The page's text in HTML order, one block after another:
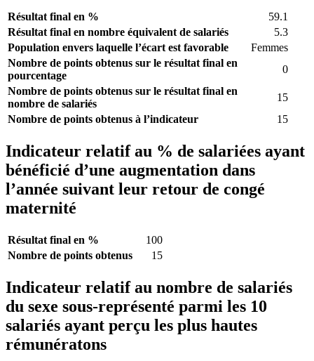
Résultat final en %
59.1
Résultat final en nombre équivalent de salariés
5.3
Population envers laquelle l’écart est favorable
Femmes
Nombre de points obtenus sur le résultat final en
pourcentage
0
Nombre de points obtenus sur le résultat final en
nombre de salariés
15
Nombre de points obtenus à l’indicateur
15
Indicateur relatif au % de salariées ayant
bénéficié d’une augmentation dans
l’année suivant leur retour de congé
maternité
Résultat final en %
100
Nombre de points obtenus
15
Indicateur relatif au nombre de salariés
du sexe sous-représenté parmi les 10
salariés ayant perçu les plus hautes
rémunératons